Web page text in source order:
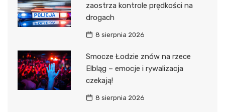
zaostrza kontrole prędkości na
drogach
8 sierpnia 2026
Smocze Łodzie znów na rzece
Elbląg – emocje i rywalizacja
czekają!
8 sierpnia 2026